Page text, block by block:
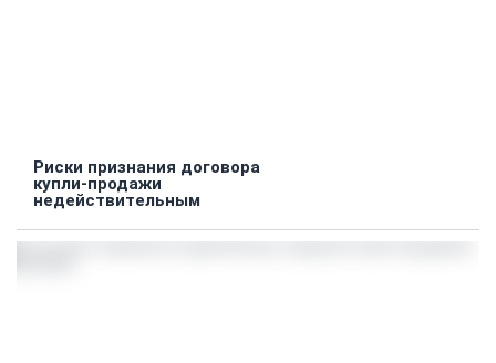
Риски признания договора
купли-продажи
недействительным